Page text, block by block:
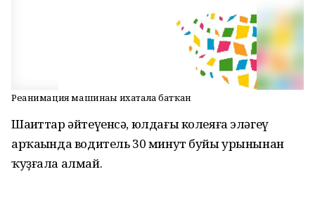
Реанимация машинаһы ихатала батҡан
Шаһиттар әйтеүенсә, юлдағы колеяға эләгеү
арҡаһында водитель 30 минут буйы урынынан
ҡуҙғала алмай.